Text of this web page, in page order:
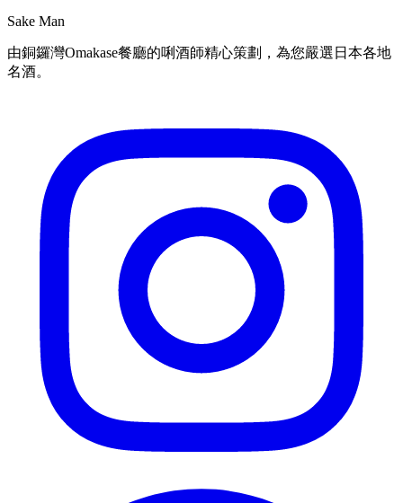
Sake Man
由銅鑼灣Omakase餐廳的唎酒師精心策劃，為您嚴選日本各地
名酒。